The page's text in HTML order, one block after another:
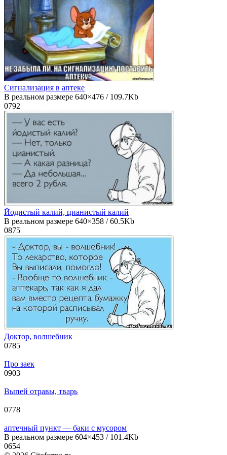
Сигнализация в аптеке
В реальном размере 640×476 / 109.7Kb
0792
Йодистый калий, цианистый калий
В реальном размере 640×358 / 60.5Kb
0875
Доктор, волшебник
0785
Про заек
0903
Выпей отравы, тварь
0778
аптечный пункт — баки с мусором
В реальном размере 604×453 / 101.4Kb
0654